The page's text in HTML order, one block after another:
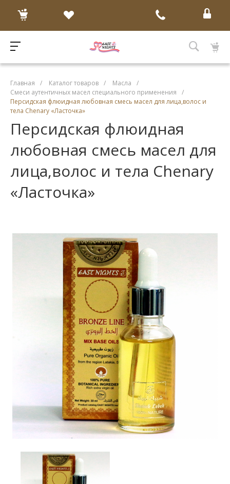
Главная / Каталог товаров / Масла
/
Смеси аутентичных масел специального применения
/
Персидская флюидная любовная смесь масел для лица,волос и
тела Chenary «Ласточка»
Персидская флюидная
любовная смесь масел для
лица,волос и тела Chenary
«Ласточка»